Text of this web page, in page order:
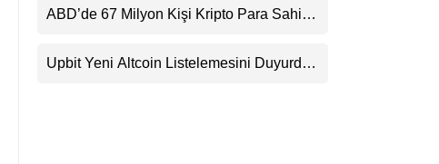
LinkedIn
Telegram
Beklentisini Bozabilir
ABD’de 67 Milyon Kişi Kripto Para Sahibi:
Upbit Yeni Altcoin Listelemesini Duyurdu: